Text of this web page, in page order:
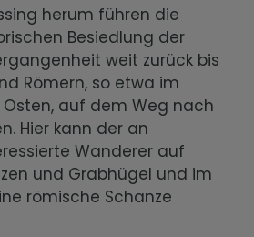
Jesuiten
berühmter und
Held, der „deutsche
und Aufbruch:
20. Jahrhundert
herum führen die
Besiedlung der
weit zurück bis
Römern, so etwa im
auf dem Weg nach
Hier kann der an
Wanderer auf
und Grabhügel und im
römische Schanze